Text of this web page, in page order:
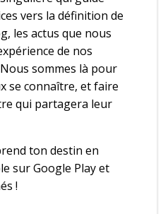
vers la définition de
les actus que nous
de nos
sommes là pour
se connaître, et faire
qui partagera leur
ton destin en
sur Google Play et
!